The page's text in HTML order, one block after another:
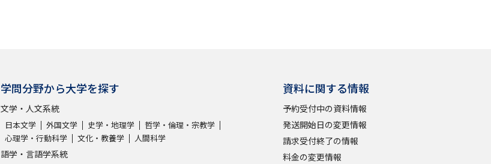
新増設大学・学部・学科特集
国際・グローバルに強い大学特集
データサイエンス特集
デジタルパンフレット
進路の３択
新学年スタート号特集ページ（高3生用）
新学年スタート号特集ページ（高2生用）
学問分野から大学を探す
文学・人文系統
日本文学 外国文学 史学・地理学
哲学・倫理・宗教学
心理学・行動科学
文化・教養学 人間科学
語学・言語学系統
資料に関する情報
予約受付中の資料情報
発送開始日の変更情報
請求受付終了の情報
料金の変更情報